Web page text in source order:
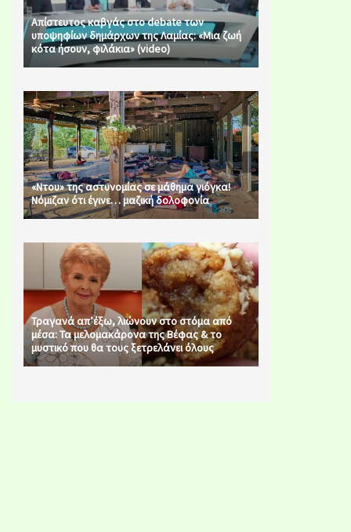
Απίστευτος καβγάς στο debate των
υποψηφίων δημάρχων της Λαμίας: «Μια ζωή
κότα ήσουν, φιλάκια» (video)
«Ντου» της αστυνομίας σε μάθημα γιόγκα!
Νόμιζαν ότι έγινε… μαζική δολοφονία
Τραγανά απ’έξω, λιώνουν στο στόμα από
μέσα: Τα μελομακάρονα της Βέφας & το
μυστικό που θα τους ξετρελάνει όλους